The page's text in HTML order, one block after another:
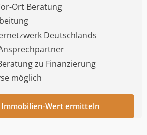
Ort Beratung
Deutschlands
zu Finanzierung
möglich
Immobilien-Wert ermitteln